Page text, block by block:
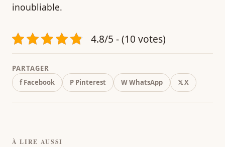
inoubliable.
4.8/5 - (10 votes)
PARTAGER
f Facebook
P Pinterest W WhatsApp 𝕏 X
À LIRE AUSSI